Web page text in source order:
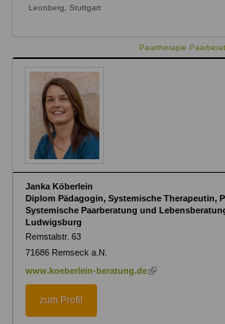
Leonberg, Stuttgart
Paartherapie
Janka Köberlein
Diplom Pädagogin, Systemische Therapeutin,
Systemische Paarberatung und
Ludwigsburg
Remstalstr. 63
71686 Remseck a.N.
www.koeberlein-beratung.de (link
zum Profil